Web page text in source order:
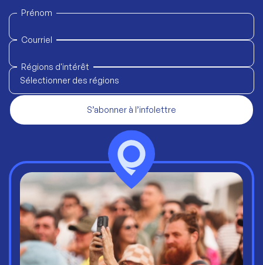
Prénom
Courriel
Régions d'intérêt
Sélectionner des régions
S’abonner à l’infolettre